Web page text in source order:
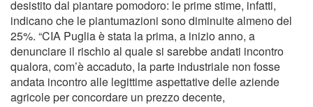
desistito dal piantare pomodoro: le prime stime, infatti,
indicano che le piantumazioni sono diminuite almeno del
25%. “CIA Puglia è stata la prima, a inizio anno, a
denunciare il rischio al quale si sarebbe andati incontro
qualora, com’è accaduto, la parte industriale non fosse
andata incontro alle legittime aspettative delle aziende
agricole per concordare un prezzo decente,